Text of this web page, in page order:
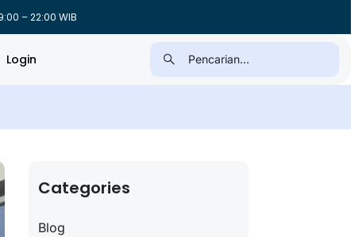
– 22:00 WIB
Login
Categories
Blog